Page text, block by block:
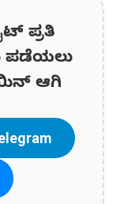
ಪ್ರತಿ
ಪಡೆಯಲು
ಆಗಿ